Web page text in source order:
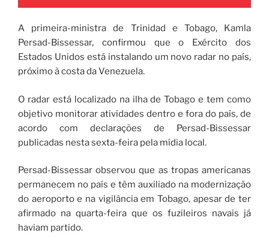
A primeira-ministra de Trinidad e Tobago, Kamla
Persad-Bissessar, confirmou que o Exército dos
Estados Unidos está instalando um novo radar no país,
próximo à costa da Venezuela.
O radar está localizado na ilha de Tobago e tem como
objetivo monitorar atividades dentro e fora do país, de
acordo com declarações de Persad-Bissessar
publicadas nesta sexta-feira pela mídia local.
Persad-Bissessar observou que as tropas americanas
permanecem no país e têm auxiliado na modernização
do aeroporto e na vigilância em Tobago, apesar de ter
afirmado na quarta-feira que os fuzileiros navais já
haviam partido.